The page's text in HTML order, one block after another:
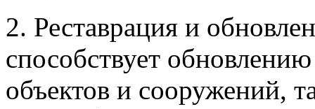
2. Реставрация и
способствует
объектов и сооружений,